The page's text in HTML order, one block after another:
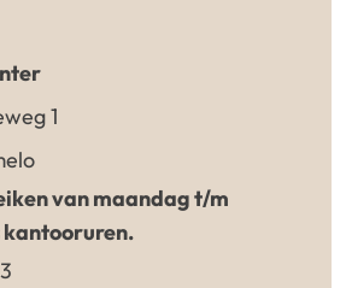
1
van maandag t/m